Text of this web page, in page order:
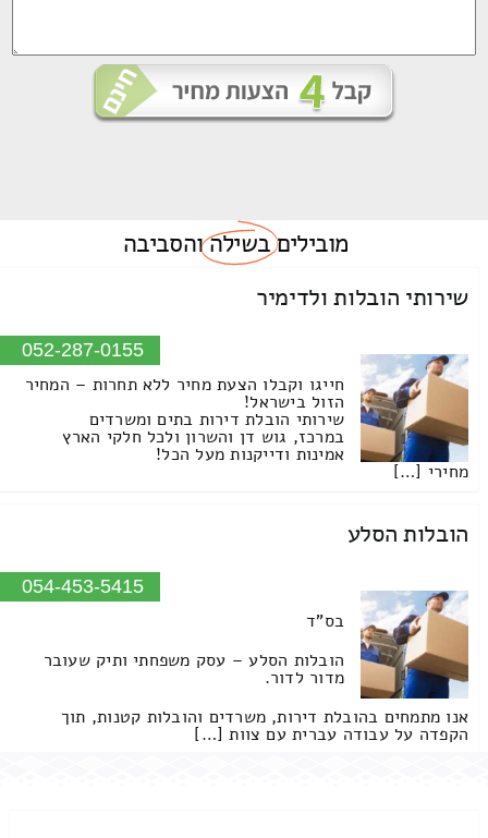
מוביליםבשילהוהסביבה
שירותי הובלות ולדימיר
052-287-0155
חייגו וקבלו הצעת מחיר ללא תחרות – המחיר
הזול בישראל!
שירותי הובלת דירות בתים ומשרדים
במרכז, גוש דן והשרון ולכל חלקי הארץ
אמינות ודייקנות מעל הכל!
מחירי […]
הובלות הסלע
054-453-5415
בס"ד
הובלות הסלע – עסק משפחתי ותיק שעובר
מדור לדור.
אנו מתמחים בהובלת דירות, משרדים והובלות קטנות, תוך
הקפדה על עבודה עברית עם צוות […]